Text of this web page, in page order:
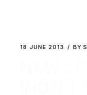
18 JUNE 2013 BY